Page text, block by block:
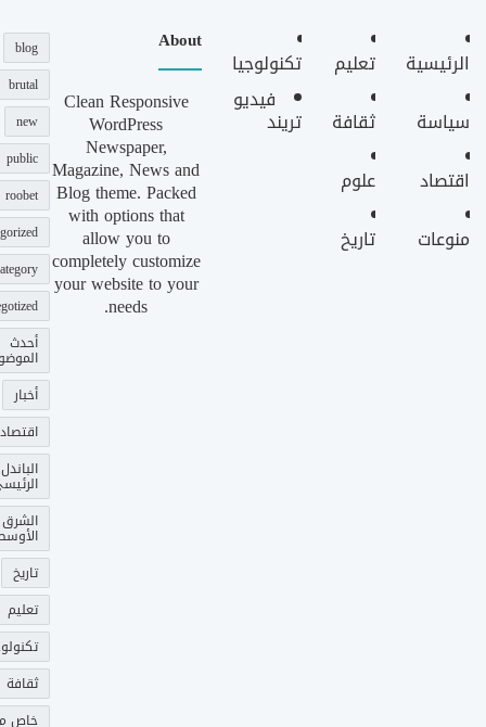
الرئيسية
سياسة
اقتصاد
منوعات
تعليم
ثقافة
علوم
تاريخ
تكنولوجيا
فيديو
تريند
About
Clean Responsive
WordPress
Newspaper,
Magazine, News and
Blog theme. Packed
with options that
allow you to
completely customize
your website to your
needs.
blog
brutal
new
public
roobet
أحدث
أخبار
اقتصاد
الباندل
الشرق
تاريخ
تعليم
ثقافة
خاص